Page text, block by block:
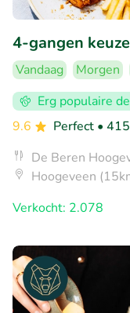
4-gangen
Vandaag Morgen
Erg populaire
9.6
Perfect •
De Beren
Hoogeveen
Verkocht: 2.078